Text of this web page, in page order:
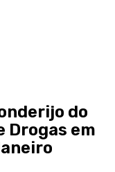
do
Drogas em